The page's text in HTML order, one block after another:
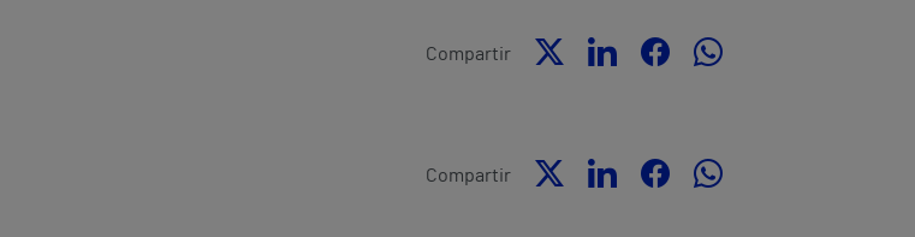
Compartir
Compartir